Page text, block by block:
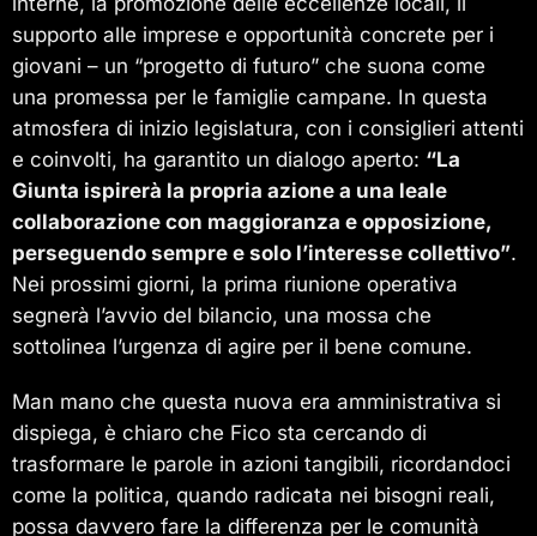
supporto alle imprese e opportunità concrete per i
giovani – un “progetto di futuro” che suona come
una promessa per le famiglie campane. In questa
atmosfera di inizio legislatura, con i consiglieri attenti
e coinvolti, ha garantito un dialogo aperto: “La
Giunta ispirerà la propria azione a una leale
collaborazione con maggioranza e opposizione,
perseguendo sempre e solo l’interesse collettivo”.
Nei prossimi giorni, la prima riunione operativa
segnerà l’avvio del bilancio, una mossa che
sottolinea l’urgenza di agire per il bene comune.
Man mano che questa nuova era amministrativa si
dispiega, è chiaro che Fico sta cercando di
trasformare le parole in azioni tangibili, ricordandoci
come la politica, quando radicata nei bisogni reali,
possa davvero fare la differenza per le comunità